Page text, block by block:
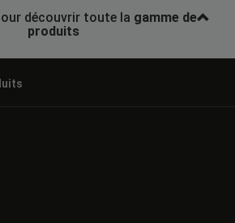
découvrir toute la gamme de
produits